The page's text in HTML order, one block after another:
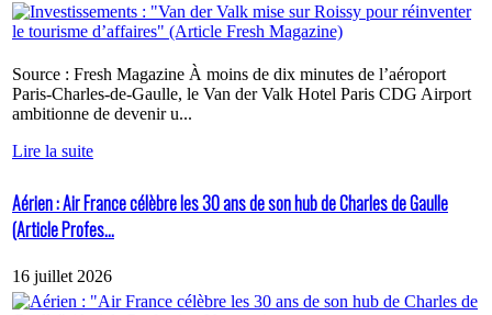
Source : Fresh Magazine À moins de dix minutes de l’aéroport
Paris-Charles-de-Gaulle, le Van der Valk Hotel Paris CDG Airport
ambitionne de devenir u...
Lire la suite
Aérien : Air France célèbre les 30 ans de son hub de Charles de Gaulle
(Article Profes...
16 juillet 2026